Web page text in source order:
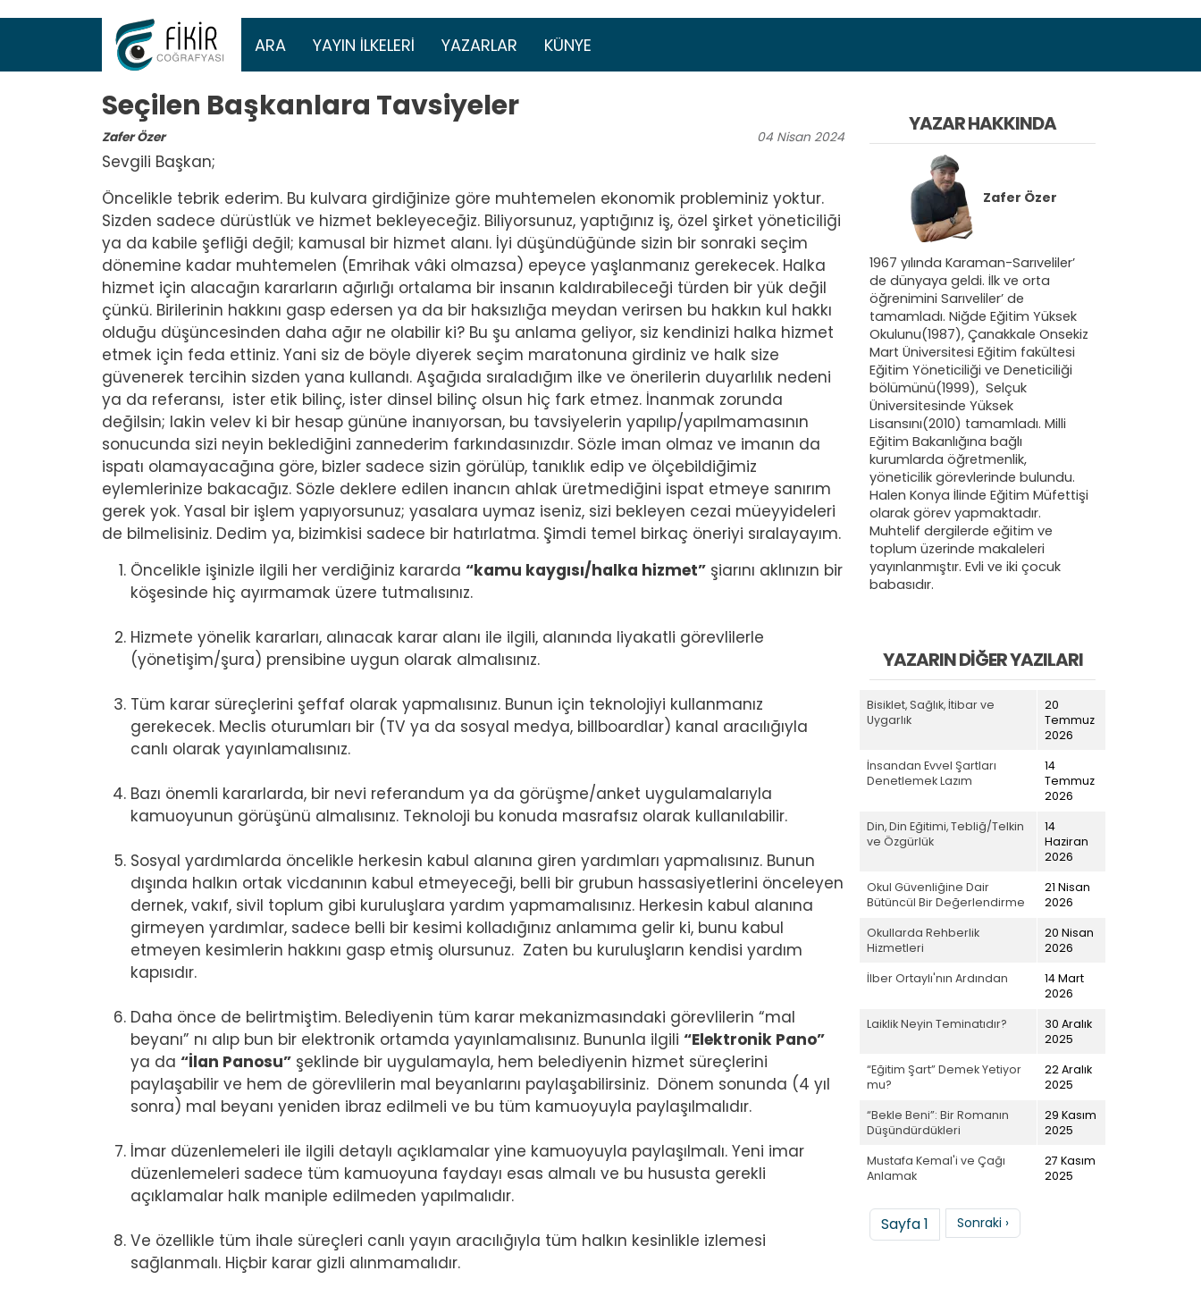
Ana gezinti menüsü
ARA YAYIN İLKELERI YAZARLAR KÜNYE
Seçilen Başkanlara Tavsiyeler
Zafer Özer 04 Nisan 2024
Sevgili Başkan;
Öncelikle tebrik ederim. Bu kulvara girdiğinize göre muhtemelen ekonomik probleminiz yoktur.
Sizden sadece dürüstlük ve hizmet bekleyeceğiz. Biliyorsunuz, yaptığınız iş, özel şirket yöneticiliği
ya da kabile şefliği değil; kamusal bir hizmet alanı. İyi düşündüğünde sizin bir sonraki seçim
dönemine kadar muhtemelen (Emrihak vâki olmazsa) epeyce yaşlanmanız gerekecek. Halka
hizmet için alacağın kararların ağırlığı ortalama bir insanın kaldırabileceği türden bir yük değil
çünkü. Birilerinin hakkını gasp edersen ya da bir haksızlığa meydan verirsen bu hakkın kul hakkı
olduğu düşüncesinden daha ağır ne olabilir ki? Bu şu anlama geliyor, siz kendinizi halka hizmet
etmek için feda ettiniz. Yani siz de böyle diyerek seçim maratonuna girdiniz ve halk size
güvenerek tercihin sizden yana kullandı. Aşağıda sıraladığım ilke ve önerilerin duyarlılık nedeni
ya da referansı, ister etik bilinç, ister dinsel bilinç olsun hiç fark etmez. İnanmak zorunda
değilsin; lakin velev ki bir hesap gününe inanıyorsan, bu tavsiyelerin yapılıp/yapılmamasının
sonucunda sizi neyin beklediğini zannederim farkındasınızdır. Sözle iman olmaz ve imanın da
ispatı olamayacağına göre, bizler sadece sizin görülüp, tanıklık edip ve ölçebildiğimiz
eylemlerinize bakacağız. Sözle deklere edilen inancın ahlak üretmediğini ispat etmeye sanırım
gerek yok. Yasal bir işlem yapıyorsunuz; yasalara uymaz iseniz, sizi bekleyen cezai müeyyideleri
de bilmelisiniz. Dedim ya, bizimkisi sadece bir hatırlatma. Şimdi temel birkaç öneriyi sıralayayım.
Öncelikle işinizle ilgili her verdiğiniz kararda “kamu kaygısı/halka hizmet” şiarını aklınızın bir
köşesinde hiç ayırmamak üzere tutmalısınız.
Hizmete yönelik kararları, alınacak karar alanı ile ilgili, alanında liyakatli görevlilerle
(yönetişim/şura) prensibine uygun olarak almalısınız.
Tüm karar süreçlerini şeffaf olarak yapmalısınız. Bunun için teknolojiyi kullanmanız
gerekecek. Meclis oturumları bir (TV ya da sosyal medya, billboardlar) kanal aracılığıyla
canlı olarak yayınlamalısınız.
Bazı önemli kararlarda, bir nevi referandum ya da görüşme/anket uygulamalarıyla
kamuoyunun görüşünü almalısınız. Teknoloji bu konuda masrafsız olarak kullanılabilir.
Sosyal yardımlarda öncelikle herkesin kabul alanına giren yardımları yapmalısınız. Bunun
dışında halkın ortak vicdanının kabul etmeyeceği, belli bir grubun hassasiyetlerini önceleyen
dernek, vakıf, sivil toplum gibi kuruluşlara yardım yapmamalısınız. Herkesin kabul alanına
girmeyen yardımlar, sadece belli bir kesimi kolladığınız anlamıma gelir ki, bunu kabul
etmeyen kesimlerin hakkını gasp etmiş olursunuz. Zaten bu kuruluşların kendisi yardım
kapısıdır.
Daha önce de belirtmiştim. Belediyenin tüm karar mekanizmasındaki görevlilerin “mal
beyanı” nı alıp bun bir elektronik ortamda yayınlamalısınız. Bununla ilgili “Elektronik Pano”
ya da “İlan Panosu” şeklinde bir uygulamayla, hem belediyenin hizmet süreçlerini
paylaşabilir ve hem de görevlilerin mal beyanlarını paylaşabilirsiniz. Dönem sonunda (4 yıl
sonra) mal beyanı yeniden ibraz edilmeli ve bu tüm kamuoyuyla paylaşılmalıdır.
İmar düzenlemeleri ile ilgili detaylı açıklamalar yine kamuoyuyla paylaşılmalı. Yeni imar
düzenlemeleri sadece tüm kamuoyuna faydayı esas almalı ve bu hususta gerekli
açıklamalar halk maniple edilmeden yapılmalıdır.
Ve özellikle tüm ihale süreçleri canlı yayın aracılığıyla tüm halkın kesinlikle izlemesi
sağlanmalı. Hiçbir karar gizli alınmamalıdır.
YAZAR HAKKINDA
Zafer Özer
1967 yılında Karaman-Sarıveliler’
de dünyaya geldi. İlk ve orta
öğrenimini Sarıveliler’ de
tamamladı. Niğde Eğitim Yüksek
Okulunu(1987), Çanakkale Onsekiz
Mart Üniversitesi Eğitim fakültesi
Eğitim Yöneticiliği ve Deneticiliği
bölümünü(1999), Selçuk
Üniversitesinde Yüksek
Lisansını(2010) tamamladı. Milli
Eğitim Bakanlığına bağlı
kurumlarda öğretmenlik,
yöneticilik görevlerinde bulundu.
Halen Konya İlinde Eğitim Müfettişi
olarak görev yapmaktadır.
Muhtelif dergilerde eğitim ve
toplum üzerinde makaleleri
yayınlanmıştır. Evli ve iki çocuk
babasıdır.
YAZARIN DIĞER YAZILARI
Bisiklet, Sağlık, İtibar ve
Uygarlık
20
Temmuz
2026
İnsandan Evvel Şartları
Denetlemek Lazım
14
Temmuz
2026
Din, Din Eğitimi, Tebliğ/Telkin
ve Özgürlük
14
Haziran
2026
Okul Güvenliğine Dair
Bütüncül Bir Değerlendirme
21 Nisan
2026
Okullarda Rehberlik
Hizmetleri
20 Nisan
2026
İlber Ortaylı'nın Ardından
14 Mart
2026
Laiklik Neyin Teminatıdır?
30 Aralık
2025
“Eğitim Şart” Demek Yetiyor
mu?
22 Aralık
2025
“Bekle Beni”: Bir Romanın
Düşündürdükleri
29 Kasım
2025
Mustafa Kemal'i ve Çağı
Anlamak
27 Kasım
2025
Sayfalama
Sayfa 1 Sonraki sayfa
Sonraki ›